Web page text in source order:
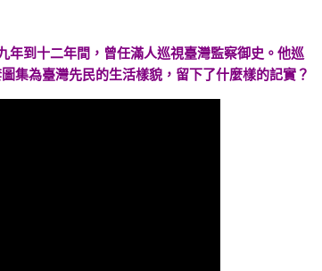
年到十二年間，曾任滿人巡視臺灣監察御史。他巡
集為臺灣先民的生活樣貌，留下了什麼樣的記實？